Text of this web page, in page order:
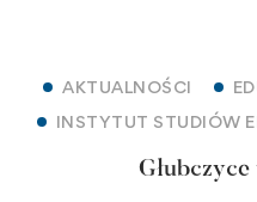
AKTUALNOŚCI
INSTYTUT STUDIÓW